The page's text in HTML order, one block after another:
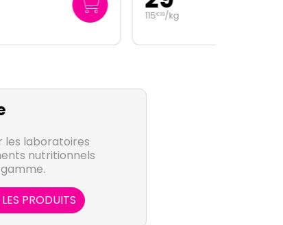
/kg
les laboratoires
nutritionnels
PRODUITS